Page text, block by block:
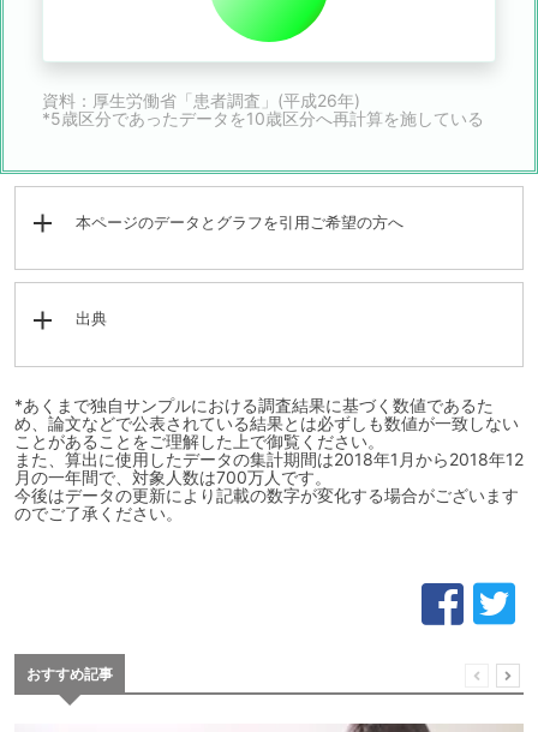
資料：厚生労働省「患者調査」(平成26年)
*5歳区分であったデータを10歳区分へ再計算を施している
本ページのデータとグラフを引用ご希望の方へ
出典
*あくまで独自サンプルにおける調査結果に基づく数値であるた
め、論文などで公表されている結果とは必ずしも数値が一致しない
ことがあることをご理解した上で御覧ください。
また、算出に使用したデータの集計期間は2018年1月から2018年12
月の一年間で、対象人数は700万人です。
今後はデータの更新により記載の数字が変化する場合がございます
のでご了承ください。
おすすめ記事